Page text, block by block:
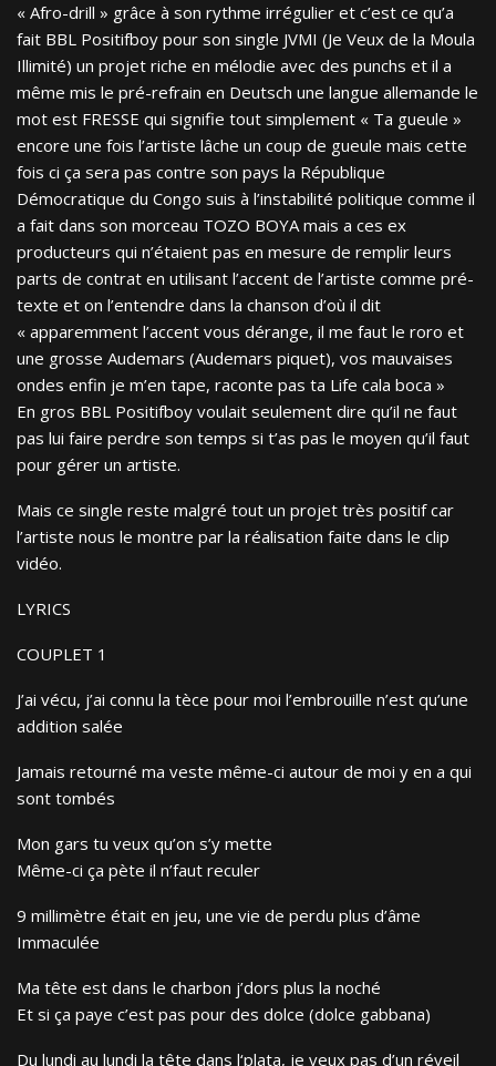
« Afro-drill » grâce à son rythme irrégulier et c’est ce qu’a
fait BBL Positifboy pour son single JVMI (Je Veux de la Moula
Illimité) un projet riche en mélodie avec des punchs et il a
même mis le pré-refrain en Deutsch une langue allemande le
mot est FRESSE qui signifie tout simplement « Ta gueule »
encore une fois l’artiste lâche un coup de gueule mais cette
fois ci ça sera pas contre son pays la République
Démocratique du Congo suis à l’instabilité politique comme il
a fait dans son morceau TOZO BOYA mais a ces ex
producteurs qui n’étaient pas en mesure de remplir leurs
parts de contrat en utilisant l’accent de l’artiste comme pré-
texte et on l’entendre dans la chanson d’où il dit
« apparemment l’accent vous dérange, il me faut le roro et
une grosse Audemars (Audemars piquet), vos mauvaises
ondes enfin je m’en tape, raconte pas ta Life cala boca »
En gros BBL Positifboy voulait seulement dire qu’il ne faut
pas lui faire perdre son temps si t’as pas le moyen qu’il faut
pour gérer un artiste.
Mais ce single reste malgré tout un projet très positif car
l’artiste nous le montre par la réalisation faite dans le clip
vidéo.
LYRICS
COUPLET 1
J’ai vécu, j’ai connu la tèce pour moi l’embrouille n’est qu’une
addition salée
Jamais retourné ma veste même-ci autour de moi y en a qui
sont tombés
Mon gars tu veux qu’on s’y mette
Même-ci ça pète il n’faut reculer
9 millimètre était en jeu, une vie de perdu plus d’âme
Immaculée
Ma tête est dans le charbon j’dors plus la noché
Et si ça paye c’est pas pour des dolce (dolce gabbana)
Du lundi au lundi la tête dans l‘plata, je veux pas d’un réveil